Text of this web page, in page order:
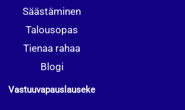
Säästäminen
Talousopas
Tienaa rahaa
Blogi
Vastuuvapauslauseke